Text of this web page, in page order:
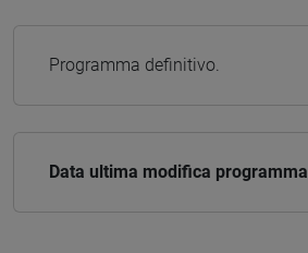
Programma definitivo.
Data ultima modifica programma